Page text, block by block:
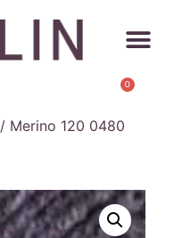
0
/ Merino 120 0480